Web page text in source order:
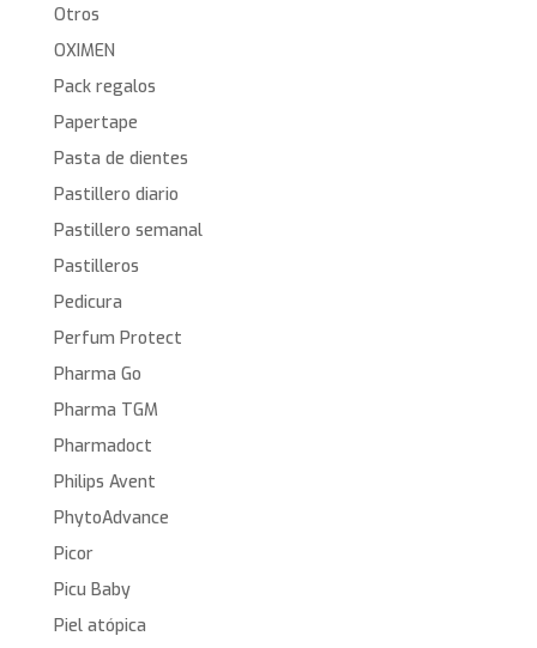
Otros
OXIMEN
Pack regalos
Papertape
Pasta de dientes
Pastillero diario
Pastillero semanal
Pastilleros
Pedicura
Perfum Protect
Pharma Go
Pharma TGM
Pharmadoct
Philips Avent
PhytoAdvance
Picor
Picu Baby
Piel atópica